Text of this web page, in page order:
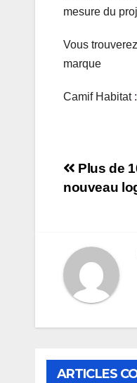
mesure du
Vous
marque
Camif Habitat :
Plus de
nouveau
ARTICLES